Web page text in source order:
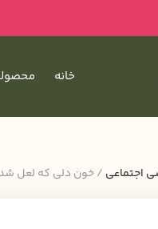
خانه
اجتماعی / خون دلی که لعل شد